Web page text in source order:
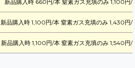
新品購入時 660円/本 窒素ガス充填のみ 1,100円/
新品購入時 1,100円/本 窒素ガス充填のみ 1,430円/
新品購入時 1,100円/本 窒素ガス充填のみ 1,540円/